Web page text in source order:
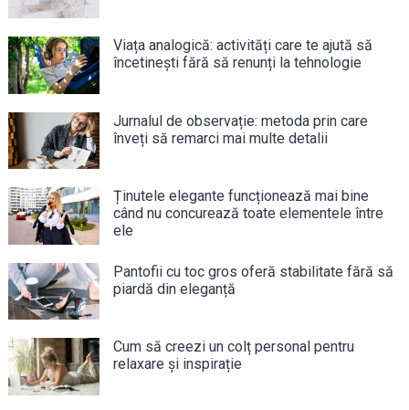
Viața analogică: activități care te ajută să
încetinești fără să renunți la tehnologie
Jurnalul de observație: metoda prin care
înveți să remarci mai multe detalii
Ținutele elegante funcționează mai bine
când nu concurează toate elementele între
ele
Pantofii cu toc gros oferă stabilitate fără să
piardă din eleganță
Cum să creezi un colț personal pentru
relaxare și inspirație